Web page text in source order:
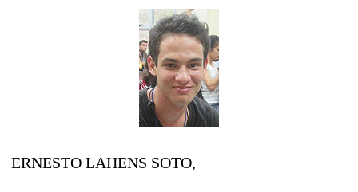
ERNESTO LAHENS SOTO,